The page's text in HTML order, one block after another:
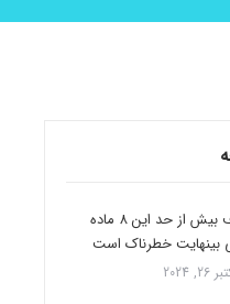
مصرف بیش از حد این 8 ماده
بینهایت خطرناک است
2024